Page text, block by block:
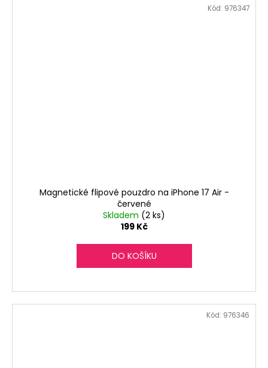
Magnetické flipové pouzdro na iPhone 17 Air -
červené
Skladem (2 ks)
199 Kč
DO KOŠÍKU
Kód: 976347
Kód: 976346